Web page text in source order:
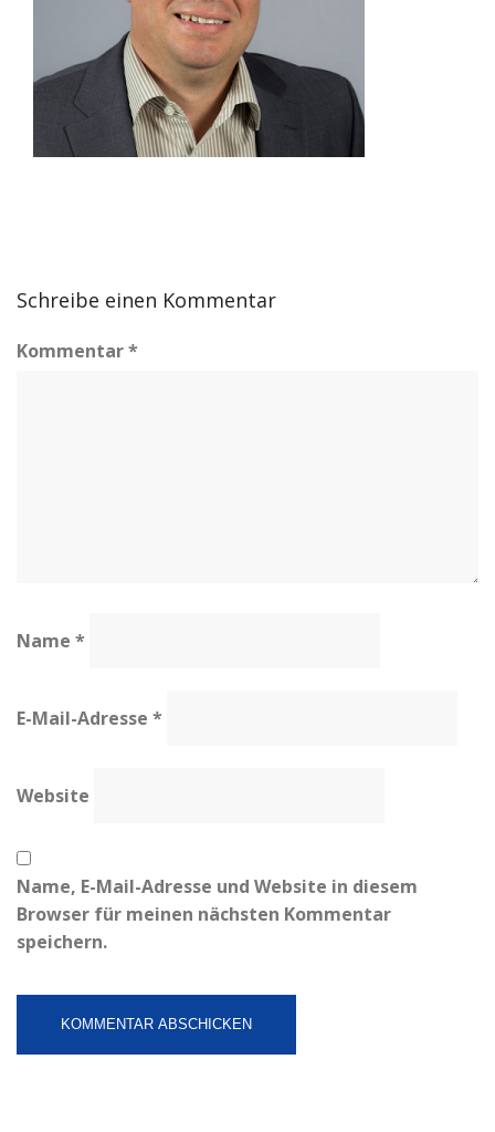
Schreibe einen Kommentar
Kommentar*
Name *
E-Mail-Adresse *
Website
Name, E-Mail-Adresse und Website in diesem
Browser für meinen nächsten Kommentar
speichern.